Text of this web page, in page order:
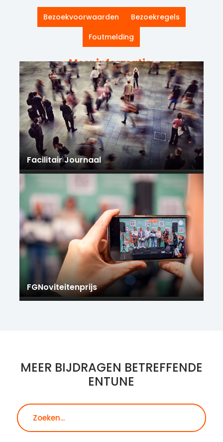
Bezoekvoorwaarden
Bezoekregels
Foutmelding
Meer informatie:
Facilitair Journaal
FGNoviteitenprijs
MEER BIJDRAGEN BETREFFENDE
ENTUNE